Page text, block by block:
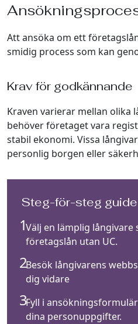
Att ansöka om ett
smidig process som kan
Krav för godkännande
Kraven varierar mellan olika
behöver företaget vara
stabil ekonomi. Vissa
personlig borgen eller
Steg-för-steg guide
Välj en lämplig
företagslån utan UC.
Besök långivarens
dig vidare
Fyll i
dina personuppgifter.